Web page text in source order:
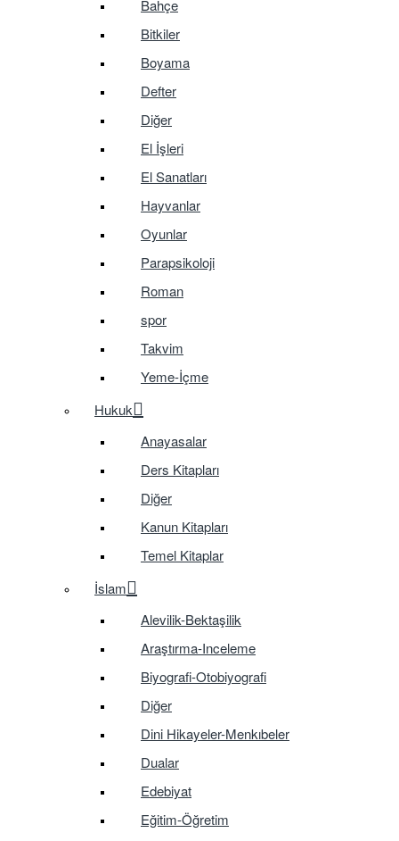
Bahçe
Bitkiler
Boyama
Defter
Diğer
El İşleri
El Sanatları
Hayvanlar
Oyunlar
Parapsikoloji
Roman
spor
Takvim
Yeme-İçme
Hukuk
Anayasalar
Ders Kitapları
Diğer
Kanun Kitapları
Temel Kitaplar
İslam
Alevilik-Bektaşilik
Araştırma-Inceleme
Biyografi-Otobiyografi
Diğer
Dini Hikayeler-Menkıbeler
Dualar
Edebiyat
Eğitim-Öğretim